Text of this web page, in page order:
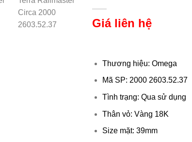
Giá liên hệ
Thương hiệu: Omega
Mã SP: 2000 2603.52.37
Tình trạng: Qua sử dụng
Thân vỏ: Vàng 18K
Size mặt: 39mm